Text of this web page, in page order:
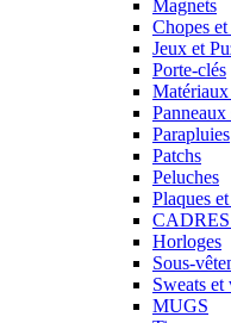
Magnets
Chopes
Jeux et
Porte-clés
Parapluies
Patchs
Peluches
Plaques
Horloges
Sous-
Sweats et
MUGS